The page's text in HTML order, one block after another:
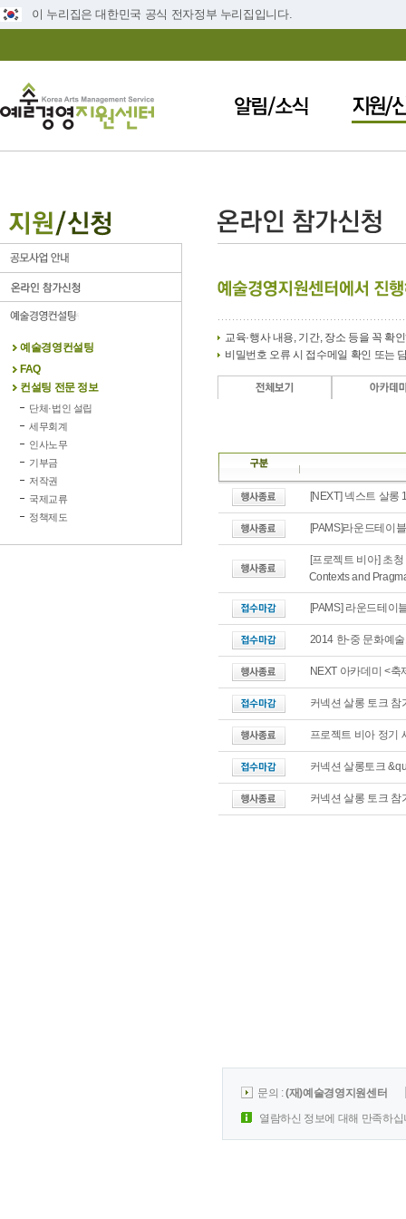
이 누리집은 대한민국 공식 전자정부 누리집입니다.
예술경영컨설팅
FAQ
컨설팅 전문 정보
단체·법인 설립
세무회계
인사노무
기부금
저작권
국제교류
정책제도
교육·행사 내용, 기간, 장소 등을 꼭 확
비밀번호 오류 시 접수메일 확인 또는
[NEXT] 넥스트 살롱
[PAMS]라운드테이
[프로젝트 비아] 초
Contexts and
[PAMS] 라운드테이
2014 한-중 문화예
NEXT 아카데미 <
커넥션 살롱 토크 참
프로젝트 비아 정기
커넥션 살롱토크
커넥션 살롱 토크 참
문의 :(재)예술경영지원센터
열람하신 정보에 대해 만족하